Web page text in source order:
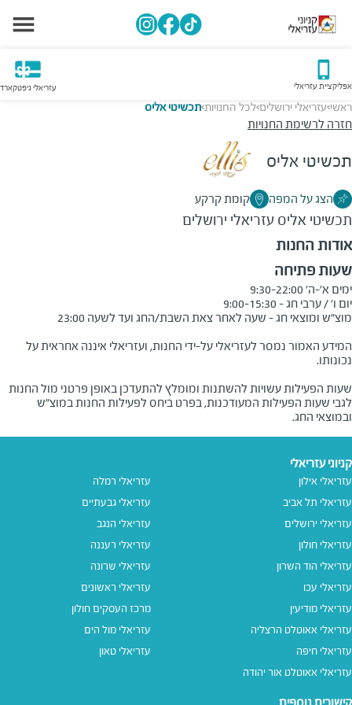
אפליקציית עזריאלי עזריאלי גיפטקארד
ראשי>עזריאלי ירושלים>לכל החנויות>תכשיטי אליס
חזרה לרשימת החנויות
תכשיטי אליס
הצג על המפה קומת קרקע
תכשיטי אליס עזריאלי ירושלים
אודות החנות
שעות פתיחה
המידע האמור נמסר לעזריאלי על-ידי החנות, ועזריאלי איננה אחראית על
שעות הפעילות עשויות להשתנות ומומלץ להתעדכן באופן פרטני מול החנות
לגבי שעות הפעילות המעודכנות, בפרט ביחס לפעילות החנות במוצ"ש
ובמוצאי החג.
קניוני עזריאלי
עזריאלי אילון
עזריאלי תל אביב
עזריאלי ירושלים
עזריאלי חולון
עזריאלי הוד השרון
עזריאלי עכו
עזריאלי מודיעין
עזריאלי אאוטלט הרצליה
עזריאלי חיפה
עזריאלי אאוטלט אור יהודה
עזריאלי רמלה
עזריאלי גבעתיים
עזריאלי הנגב
עזריאלי רעננה
עזריאלי שרונה
עזריאלי ראשונים
מרכז העסקים חולון
עזריאלי מול הים
עזריאלי טאון